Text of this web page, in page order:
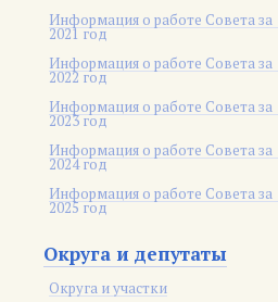
Информация о работе Совета за
2021 год
Информация о работе Совета за
2022 год
Информация о работе Совета за
2023 год
Информация о работе Совета за
2024 год
Информация о работе Совета за
2025 год
Округа и депутаты
Округа и участки